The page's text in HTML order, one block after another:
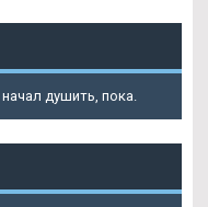
душить, пока.